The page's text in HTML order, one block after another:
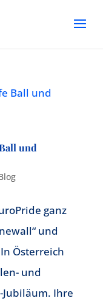
und
ganz
und
Österreich
und
Jubiläum. Ihre